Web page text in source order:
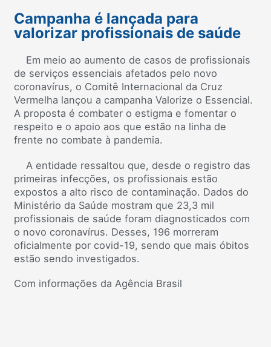
Campanha é lançada para
valorizar profissionais de saúde
Em meio ao aumento de casos de profissionais
de serviços essenciais afetados pelo novo
coronavírus, o Comitê Internacional da Cruz
Vermelha lançou a campanha Valorize o Essencial.
A proposta é combater o estigma e fomentar o
respeito e o apoio aos que estão na linha de
frente no combate à pandemia.
A entidade ressaltou que, desde o registro das
primeiras infecções, os profissionais estão
expostos a alto risco de contaminação. Dados do
Ministério da Saúde mostram que 23,3 mil
profissionais de saúde foram diagnosticados com
o novo coronavírus. Desses, 196 morreram
oficialmente por covid-19, sendo que mais óbitos
estão sendo investigados.
Com informações da Agência Brasil